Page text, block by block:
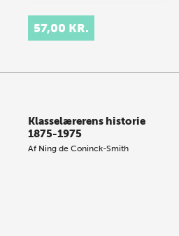
57,00 KR.
Klasselærerens historie
1875-1975
Af Ning de Coninck-Smith